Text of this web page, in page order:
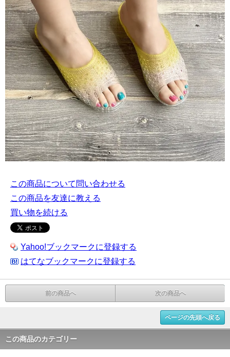
この商品について問い合わせる
この商品を友達に教える
買い物を続ける
Yahoo!ブックマークに登録する
はてなブックマークに登録する
前の商品へ 次の商品へ
ページの先頭へ戻る
この商品のカテゴリー